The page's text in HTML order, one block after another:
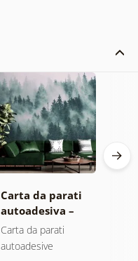
Carta da parati
autoadesiva –
Foresta nella
nebbia
Carta da parati
autoadesive